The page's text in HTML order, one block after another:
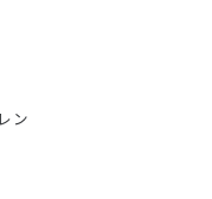
ン